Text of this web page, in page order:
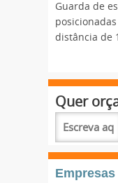
Guarda de
distância de
Quer